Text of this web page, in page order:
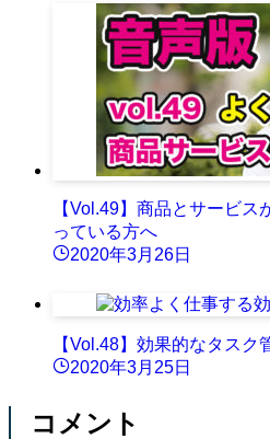
【Vol.49】商品とサービ
っている方へ
2020年3月26日
【Vol.48】効果的なタスク
2020年3月25日
コメント